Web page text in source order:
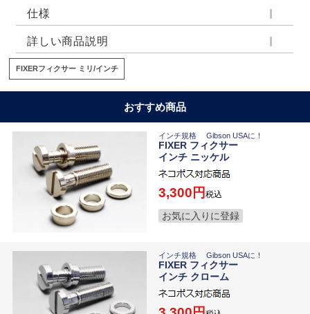
仕様
詳しい商品説明
FIXERフィクサー ミリ/インチ
おすすめ商品
インチ規格 Gibson USAに！
FIXER フィクサー
インチ ニッケル
3,300 税込
お気に入りに登録
インチ規格 Gibson USAに！
FIXER フィクサー
インチ クローム